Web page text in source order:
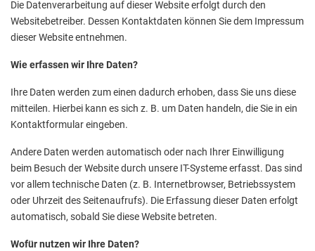
Die Datenverarbeitung auf dieser Website erfolgt durch den
Websitebetreiber. Dessen Kontaktdaten können Sie dem Impressum
dieser Website entnehmen.
Wie erfassen wir Ihre Daten?
Ihre Daten werden zum einen dadurch erhoben, dass Sie uns diese
mitteilen. Hierbei kann es sich z. B. um Daten handeln, die Sie in ein
Kontaktformular eingeben.
Andere Daten werden automatisch oder nach Ihrer Einwilligung
beim Besuch der Website durch unsere IT-Systeme erfasst. Das sind
vor allem technische Daten (z. B. Internetbrowser, Betriebssystem
oder Uhrzeit des Seitenaufrufs). Die Erfassung dieser Daten erfolgt
automatisch, sobald Sie diese Website betreten.
Wofür nutzen wir Ihre Daten?